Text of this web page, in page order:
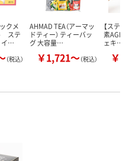
クメ
ステ
イ…
（税込）
AHMAD TEA（アーマッ
ドティー） ティーバッ
グ 大容量…
￥1,721～（税込）
【ステ
素AGF
ェキ…
￥